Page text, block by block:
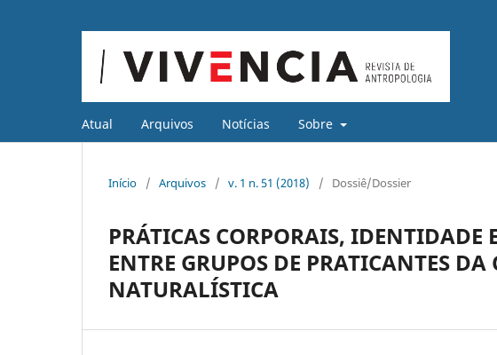
Atual Arquivos Notícias Sobre
Início / Arquivos / v. 1 n. 51 (2018) / Dossiê/Dossier
PRÁTICAS CORPORAIS, IDENTIDADE
ENTRE GRUPOS DE PRATICANTES
NATURALÍSTICA